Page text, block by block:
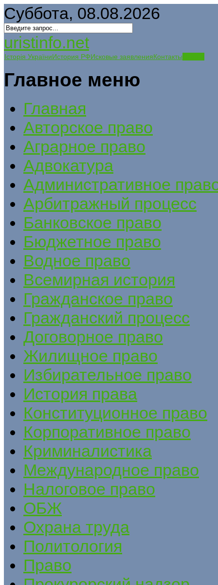
Суббота, 08.08.2026
uristinfo.net
Історія УкраїниИстория РФИсковые заявленияКонтакты
Главное меню
Главная
Авторское право
Аграрное право
Адвокатура
Административное
Арбитражный процесс
Банковское право
Бюджетное право
Водное право
Всемирная история
Гражданское право
Гражданский процесс
Договорное право
Жилищное право
Избирательное право
История права
Конституционное право
Корпоративное право
Криминалистика
Международное право
Налоговое право
ОБЖ
Охрана труда
Политология
Право